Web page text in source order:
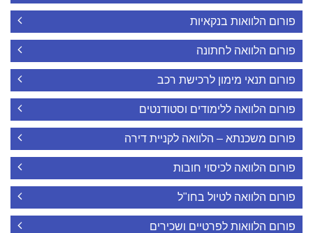
פורום הלוואות בנקאיות
פורום הלוואה לחתונה
פורום תנאי מימון לרכישת רכב
פורום הלוואה ללימודים וסטודנטים
פורום משכנתא – הלוואה לקניית דירה
פורום הלוואה לכיסוי חובות
פורום הלוואה לטיול בחו"ל
פורום הלוואות לפרטיים ושכירים